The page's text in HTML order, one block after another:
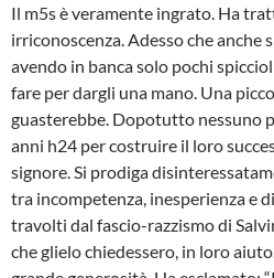
Il m5s è veramente ingrato. Ha
irriconoscenza. Adesso che anche
avendo in banca solo pochi
fare per dargli una mano. Una
guasterebbe. Dopotutto nessuno
anni h24 per costruire il loro
signore. Si prodiga
tra incompetenza, inesperienza e
travolti dal fascio-razzismo di
che glielo chiedessero, in loro